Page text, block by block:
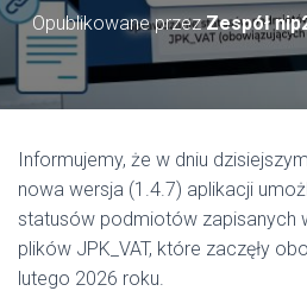
Opublikowane przezZespół
Informujemy, że w dniu
nowa wersja (1.4.7) aplikacji
statusów podmiotów zapisanych
plików JPK_VAT, które zaczęły
lutego 2026 roku.